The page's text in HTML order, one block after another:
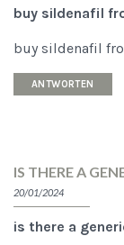
buy sildenafil
buy sildenafil
ANTWORTEN
IS THERE A
20/01/2024
is there a